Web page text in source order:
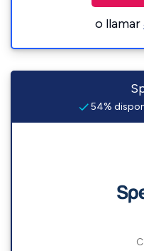
o llamar
54%